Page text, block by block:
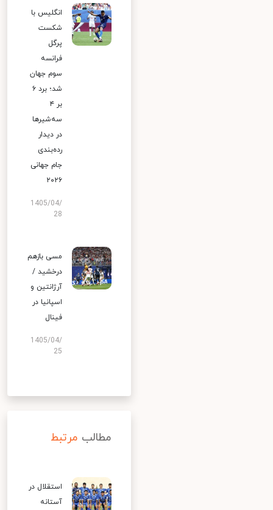
انگلیس با
شکست
پرگل
فرانسه
سوم جهان
شد؛ برد ۶
بر ۴
سه‌شیرها
در دیدار
رده‌بندی
جام جهانی
۲۰۲۶
1405/04/
28
مسی بازهم
درخشید /
آرژانتین و
اسپانیا در
فینال
1405/04/
25
مطالب مرتبط
استقلال در
آستانه